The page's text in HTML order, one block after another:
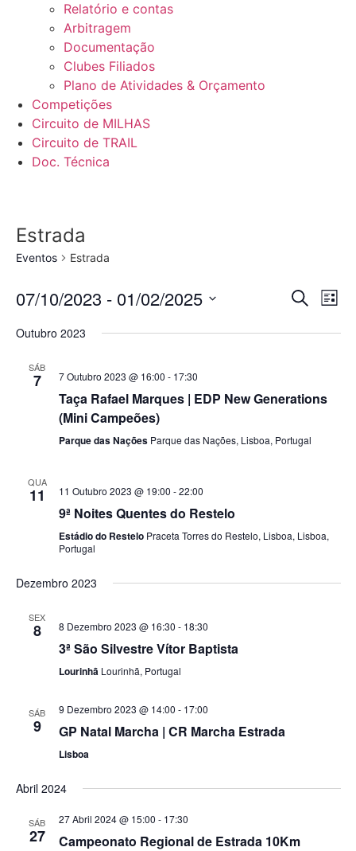
Relatório e contas
Arbitragem
Documentação
Clubes Filiados
Plano de Atividades & Orçamento
Competições
Circuito de MILHAS
Circuito de TRAIL
Doc. Técnica
Estrada
Eventos Estrada
Pesquisar
Lista
07/10/2023 - 01/02/2025
data
Outubro 2023
SÁB
7 7 Outubro 2023 @ 16:00 - 17:30
Taça Rafael Marques | EDP New Generations
(Mini Campeões)
Parque das Nações Parque das Nações, Lisboa, Portugal
QUA
11 11 Outubro 2023 @ 19:00 -22:00
9ª Noites Quentes do Restelo
Estádio do Restelo Praceta Torres do Restelo, Lisboa, Lisboa,
Portugal
Dezembro 2023
SEX
8 8 Dezembro 2023 @ 16:30 - 18:30
3ª São Silvestre Vítor Baptista
Lourinhã Lourinhã, Portugal
SÁB
9
9 Dezembro 2023 @ 14:00 - 17:00
GP Natal Marcha | CR Marcha Estrada
Lisboa
Abril 2024
SÁB
27
27 Abril 2024 @ 15:00 - 17:30
Campeonato Regional de Estrada 10Km